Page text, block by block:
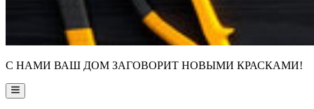
С НАМИ ВАШ ДОМ ЗАГОВОРИТ НОВЫМИ КРАСКАМИ!
Main
Menu